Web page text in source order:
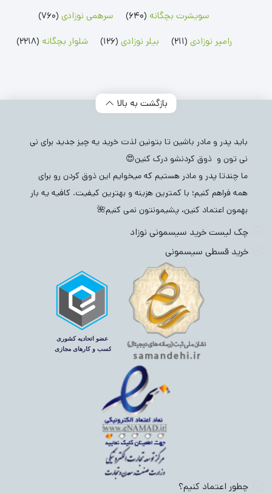
سویشرت بچگانه (640) سرهمی نوزادی (760)
رامپر نوزادی (211) بیلر نوزادی (126) شلوار بچگانه (2218)
بازگشت به بالا
باید پدر و مادر باشین تا بتونین لذت خرید یه چیز جدید برای نی
نی تون و ذوق کردنشو درک کنین😍
ما چندتا پدر و مادر هستیم که میخوایم این ذوق کردن رو برای
همه فراهم کنیم؛ با کمترین هزینه و بهترین کیفیت. کافیه یه بار
بهمون اعتماد کنین، پشیمونتون نمی کنیم🌺
چک لیست خرید سیسمونی نوزاد
خرید قسطی سیسمونی
چطور اعتماد کنیم؟